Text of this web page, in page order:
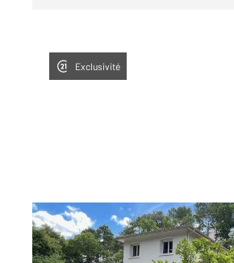
Exclusivité
DAX 40
207 m2, 8 pièces
Ref : 24888